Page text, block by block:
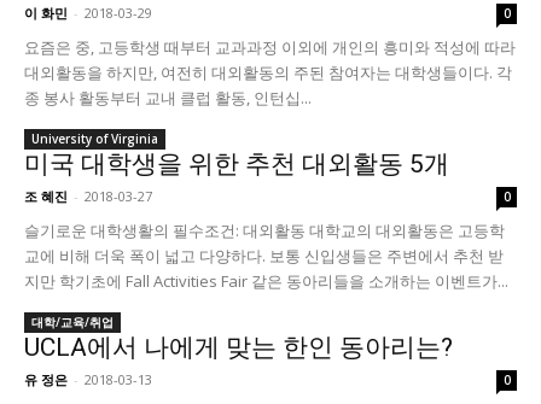
이 화민 - 2018-03-29 0
요즘은 중, 고등학생 때부터 교과과정 이외에 개인의 흥미와 적성에 따라
대외활동을 하지만, 여전히 대외활동의 주된 참여자는 대학생들이다. 각
종 봉사 활동부터 교내 클럽 활동, 인턴십...
University of Virginia
미국 대학생을 위한 추천 대외활동 5개
조 혜진 - 2018-03-27 0
슬기로운 대학생활의 필수조건: 대외활동 대학교의 대외활동은 고등학
교에 비해 더욱 폭이 넓고 다양하다. 보통 신입생들은 주변에서 추천 받
지만 학기초에 Fall Activities Fair 같은 동아리들을 소개하는 이벤트가...
대학/교육/취업
UCLA에서 나에게 맞는 한인 동아리는?
유 정은 - 2018-03-13 0